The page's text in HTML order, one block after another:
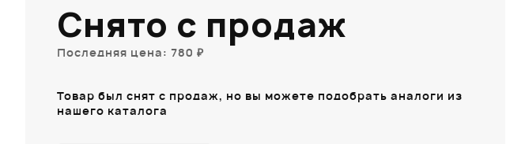
Снято с продаж
Последняя цена: 780 ₽
Товар был снят с продаж, но вы можете подобрать аналоги из
нашего каталога